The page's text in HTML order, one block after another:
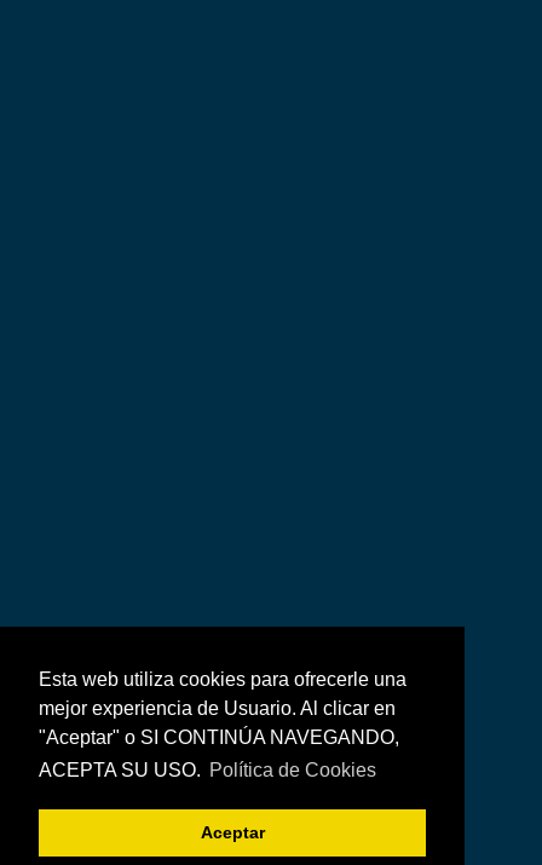
Esta web utiliza cookies para ofrecerle una
mejor experiencia de Usuario. Al clicar en
"Aceptar" o SI CONTINÚA NAVEGANDO,
ACEPTA SU USO. Política de Cookies
Aceptar